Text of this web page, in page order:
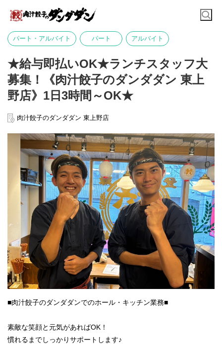
パート・アルバイト パート アルバイト
★給与即払いOK★ランチスタッフ大
募集！《肉汁餃子のダンダダン 東上
野店》1日3時間～OK★
肉汁餃子のダンダダン 東上野店
■肉汁餃子のダンダダンでのホール・キッチン業務■
素敵な笑顔と元気があればOK！
慣れるまでしっかりサポートします♪